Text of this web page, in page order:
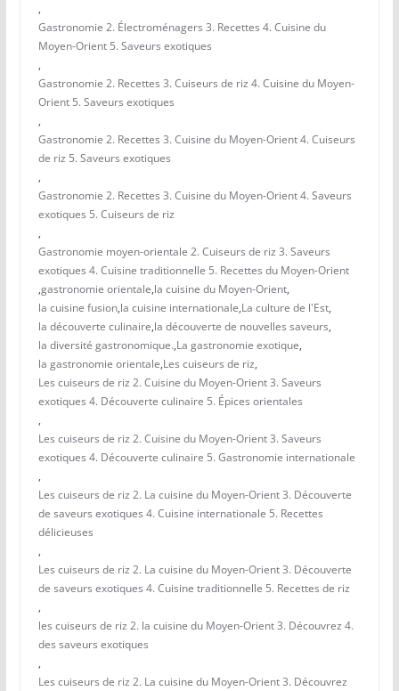
,
Gastronomie 2. Électroménagers 3. Recettes 4. Cuisine du
Moyen-Orient 5. Saveurs exotiques
,
Gastronomie 2. Recettes 3. Cuiseurs de riz 4. Cuisine du Moyen-
Orient 5. Saveurs exotiques
,
Gastronomie 2. Recettes 3. Cuisine du Moyen-Orient 4. Cuiseurs
de riz 5. Saveurs exotiques
,
Gastronomie 2. Recettes 3. Cuisine du Moyen-Orient 4. Saveurs
exotiques 5. Cuiseurs de riz
,
Gastronomie moyen-orientale 2. Cuiseurs de riz 3. Saveurs
exotiques 4. Cuisine traditionnelle 5. Recettes du Moyen-Orient
,gastronomie orientale,la cuisine du Moyen-Orient,
la cuisine fusion,la cuisine internationale,La culture de l'Est,
la découverte culinaire,la découverte de nouvelles saveurs,
la diversité gastronomique.,La gastronomie exotique,
la gastronomie orientale,Les cuiseurs de riz,
Les cuiseurs de riz 2. Cuisine du Moyen-Orient 3. Saveurs
exotiques 4. Découverte culinaire 5. Épices orientales
,
Les cuiseurs de riz 2. Cuisine du Moyen-Orient 3. Saveurs
exotiques 4. Découverte culinaire 5. Gastronomie internationale
,
Les cuiseurs de riz 2. La cuisine du Moyen-Orient 3. Découverte
de saveurs exotiques 4. Cuisine internationale 5. Recettes
délicieuses
,
Les cuiseurs de riz 2. La cuisine du Moyen-Orient 3. Découverte
de saveurs exotiques 4. Cuisine traditionnelle 5. Recettes de riz
,
les cuiseurs de riz 2. la cuisine du Moyen-Orient 3. Découvrez 4.
des saveurs exotiques
,
Les cuiseurs de riz 2. La cuisine du Moyen-Orient 3. Découvrez